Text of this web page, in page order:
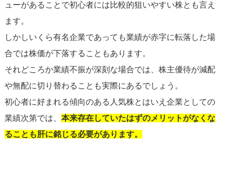
ューがあることで初心者には比較的狙いやすい株とも言え
ます。
しかしいくら有名企業であっても業績が赤字に転落した場
合では株価が下落することもあります。
それどころか業績不振が深刻な場合では、株主優待が減配
や無配に切り替わることも実際にあるでしょう。
初心者に好まれる傾向のある人気株とはいえ企業としての
業績次第では、 本来存在していたはずのメリットがなくな
ることも肝に銘じる必要があります。